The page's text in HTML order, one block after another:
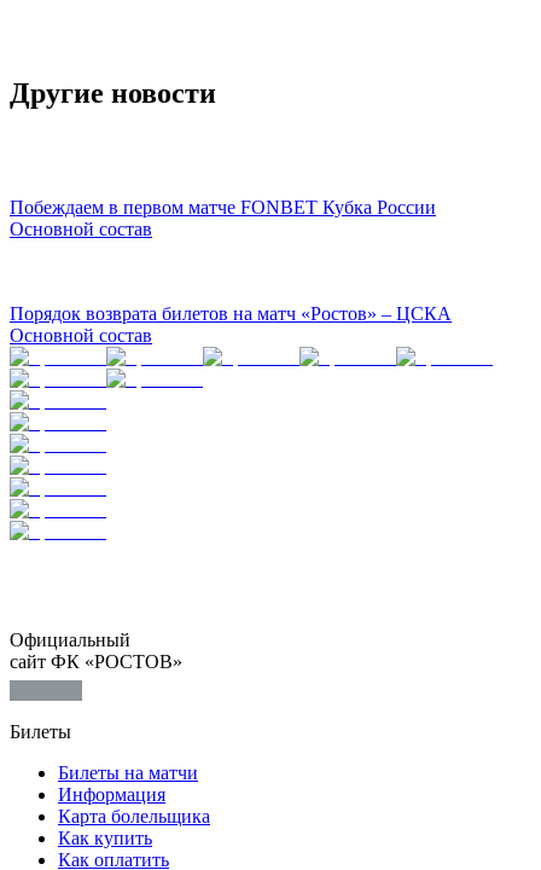
Другие новости
Побеждаем в первом матче FONBET Кубка России
Основной состав
Порядок возврата билетов на матч «Ростов» – ЦСКА
Основной состав
Официальный
сайт ФК «РОСТОВ»
Билеты
Билеты на матчи
Информация
Карта болельщика
Как купить
Как оплатить